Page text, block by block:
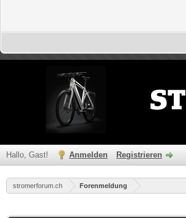
Hallo, Gast! Anmelden Registrieren
stromerforum.ch Forenmeldung